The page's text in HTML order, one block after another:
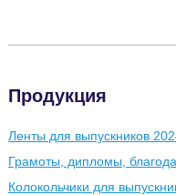
Продукция
Ленты для выпускников
Грамоты, дипломы,
Колокольчики для